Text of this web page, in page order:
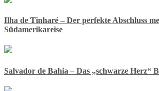
Ilha de Tinharé – Der perfekte Abschluss
Südamerikareise
Salvador de Bahia – Das „schwarze Herz“